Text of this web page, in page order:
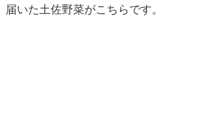
いた土佐野菜がこちらです。